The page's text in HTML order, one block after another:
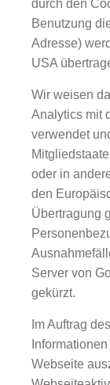
durch den
Benutzung
Adresse)
USA
Wir weisen
Analytics mit
verwendet
oder in
den
Übertragung
Server von
gekürzt.
Im Auftrag
Webseite